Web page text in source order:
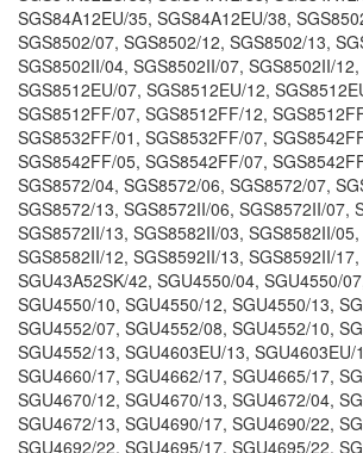
SGS84A12EU/35, SGS84A12EU/38,
SGS8502/07, SGS8502/12, SGS8502/13,
SGS8502II/04, SGS8502II/07, SGS8502II/
SGS8512EU/07, SGS8512EU/12,
SGS8512FF/07, SGS8512FF/12,
SGS8532FF/01, SGS8532FF/07,
SGS8542FF/05, SGS8542FF/07,
SGS8572/04, SGS8572/06, SGS8572/07,
SGS8572/13, SGS8572II/06, SGS8572II/07,
SGS8572II/13, SGS8582II/03, SGS8582II/
SGS8582II/12, SGS8592II/13, SGS8592II/
SGU43A52SK/42, SGU4550/04, SGU4550/
SGU4550/10, SGU4550/12, SGU4550/13,
SGU4552/07, SGU4552/08, SGU4552/10,
SGU4552/13, SGU4603EU/13, SGU4603EU/
SGU4660/17, SGU4662/17, SGU4665/17,
SGU4670/12, SGU4670/13, SGU4672/04,
SGU4672/13, SGU4690/17, SGU4690/22,
SGU4692/22, SGU4695/17, SGU4695/22,